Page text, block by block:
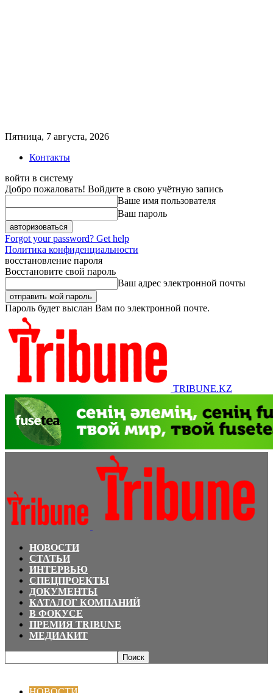
Пятница, 7 августа, 2026
Контакты
войти в систему
Добро пожаловать! Войдите в свою учётную запись
Ваше имя пользователя
Ваш пароль
Forgot your password? Get help
Политика конфиденциальности
восстановление пароля
Восстановите свой пароль
Ваш адрес электронной почты
Пароль будет выслан Вам по электронной почте.
TRIBUNE.KZ
НОВОСТИ
СТАТЬИ
ИНТЕРВЬЮ
СПЕЦПРОЕКТЫ
ДОКУМЕНТЫ
КАТАЛОГ КОМПАНИЙ
В ФОКУСЕ
ПРЕМИЯ TRIBUNE
МЕДИАКИТ